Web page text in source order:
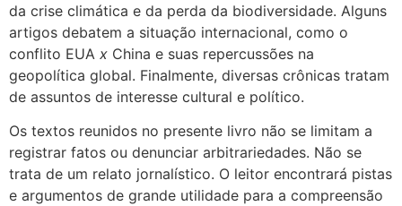
da crise climática e da perda da biodiversidade. Alguns
artigos debatem a situação internacional, como o
conflito EUA x China e suas repercussões na
geopolítica global. Finalmente, diversas crônicas tratam
de assuntos de interesse cultural e político.
Os textos reunidos no presente livro não se limitam a
registrar fatos ou denunciar arbitrariedades. Não se
trata de um relato jornalístico. O leitor encontrará pistas
e argumentos de grande utilidade para a compreensão